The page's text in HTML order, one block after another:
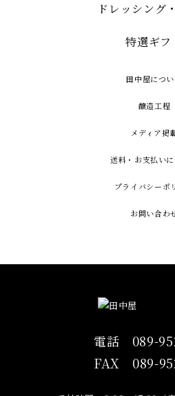
ドレッシング
特選ギフ
田中屋につ
醸造工程
メディア掲
送料・お支払い
プライバシーポ
お問い合わ
電話
089-
FAX
089-